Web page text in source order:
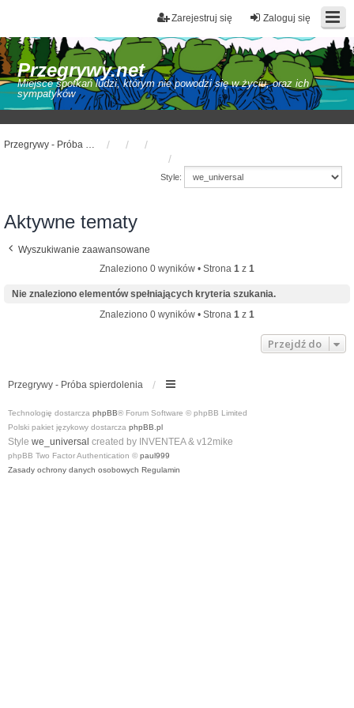
Zaloguj się
Zarejestruj się
Przegrywy.net
Miejsce spotkań ludzi, którym nie powodzi się w życiu, oraz ich
sympatyków
Style:
Aktywne tematy
Wyszukiwanie zaawansowane
Znaleziono 0 wyników • Strona 1 z 1
Nie znaleziono elementów spełniających kryteria szukania.
Znaleziono 0 wyników • Strona 1 z 1
Przejdź do
Przegrywy - Próba spierdolenia
Technologię dostarcza phpBB® Forum Software © phpBB Limited
Polski pakiet językowy dostarcza phpBB.pl
Style we_universal created by INVENTEA & v12mike
phpBB Two Factor Authentication © paul999
Zasady ochrony danych osobowych Regulamin